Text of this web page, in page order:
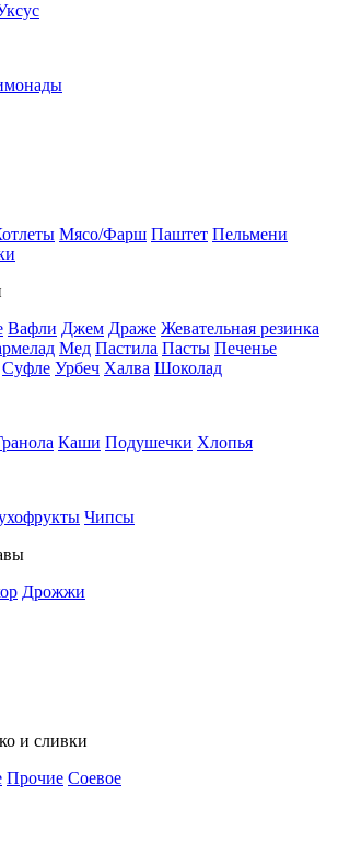
Мясо/Фарш Паштет Пельмени
Вафли Джем Драже Жевательная резинка
Мед Пастила Пасты Печенье
Суфле Урбеч Халва Шоколад
Каши Подушечки Хлопья
Чипсы
Дрожжи
и сливки
Прочие Соевое